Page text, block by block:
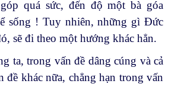
quá sức, đến độ một bà góa
sống ! Tuy nhiên, những gì Đức
sẽ đi theo một hướng khác hẳn.
ta, trong vấn đề dâng cúng và cả
đề khác nữa, chẳng hạn trong vấn